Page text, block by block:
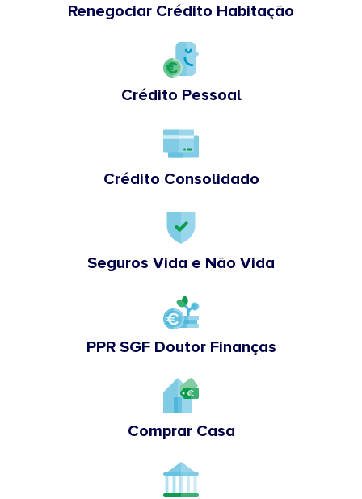
Renegociar Crédito Habitação
Crédito Pessoal
Crédito Consolidado
Seguros Vida e Não Vida
PPR SGF Doutor Finanças
Comprar Casa